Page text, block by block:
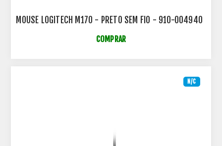
MOUSE LOGITECH M170 - PRETO SEM FIO - 910-004940
COMPRAR
N/C